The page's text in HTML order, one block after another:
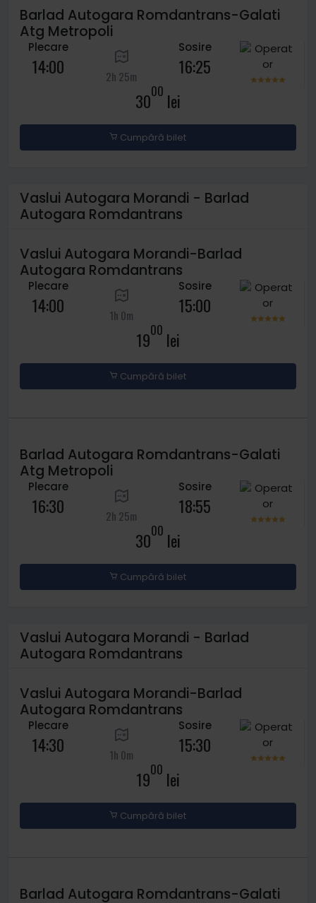
Barlad Autogara Romdantrans-Galati
Atg Metropoli
Plecare
14:00 2h 25m
Sosire
16:25
3000 lei
Cumpără bilet
Vaslui Autogara Morandi - Barlad
Autogara Romdantrans
Vaslui Autogara Morandi-Barlad
Autogara Romdantrans
Plecare
14:00 1h 0m
Sosire
15:00
1900 lei
Cumpără bilet
Barlad Autogara Romdantrans-Galati
Atg Metropoli
Plecare
16:30 2h 25m
Sosire
18:55
3000 lei
Cumpără bilet
Vaslui Autogara Morandi - Barlad
Autogara Romdantrans
Vaslui Autogara Morandi-Barlad
Autogara Romdantrans
Plecare
14:30 1h 0m
Sosire
15:30
1900 lei
Cumpără bilet
Barlad Autogara Romdantrans-Galati